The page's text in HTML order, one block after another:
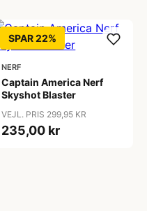
SPAR 22%
NERF
Captain America Nerf
Skyshot Blaster
VEJL. PRIS 299,95 KR
235,00 kr